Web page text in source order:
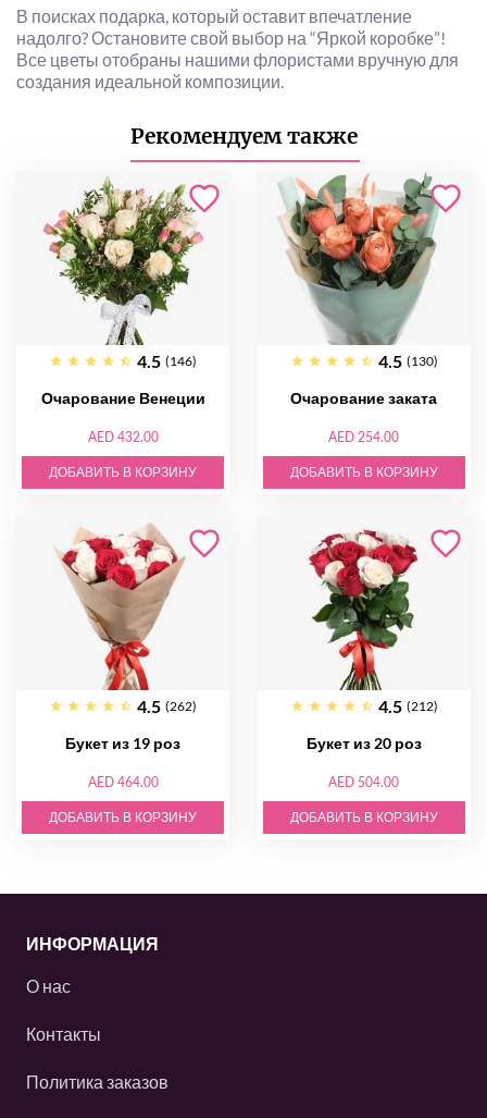
В поисках подарка, который оставит впечатление
надолго? Остановите свой выбор на “Яркой коробке”!
Все цветы отобраны нашими флористами вручную для
создания идеальной композиции.
Рекомендуем также
4.5 (146)
Очарование Венеции
AED 432.00
ДОБАВИТЬ В КОРЗИНУ
4.5 (130)
Очарование заката
AED 254.00
ДОБАВИТЬ В КОРЗИНУ
4.5 (262)
Букет из 19 роз
AED 464.00
ДОБАВИТЬ В КОРЗИНУ
4.5 (212)
Букет из 20 роз
AED 504.00
ДОБАВИТЬ В КОРЗИНУ
ИНФОРМАЦИЯ
О нас
Контакты
Политика заказов